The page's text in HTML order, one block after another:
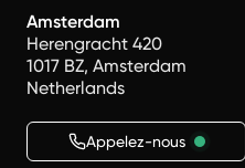
Amsterdam
Herengracht 420
1017 BZ, Amsterdam
Netherlands
Appelez-nous